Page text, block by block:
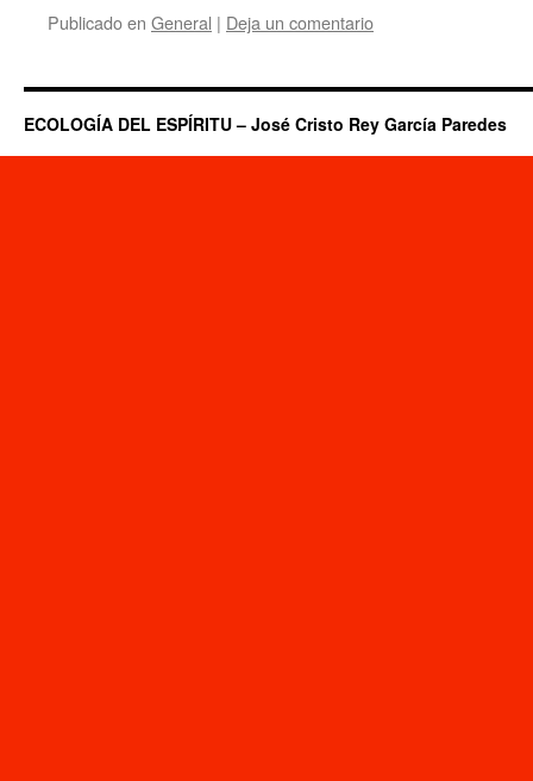
Publicado en General | Deja un comentario
ECOLOGÍA DEL ESPÍRITU – José Cristo Rey García Paredes